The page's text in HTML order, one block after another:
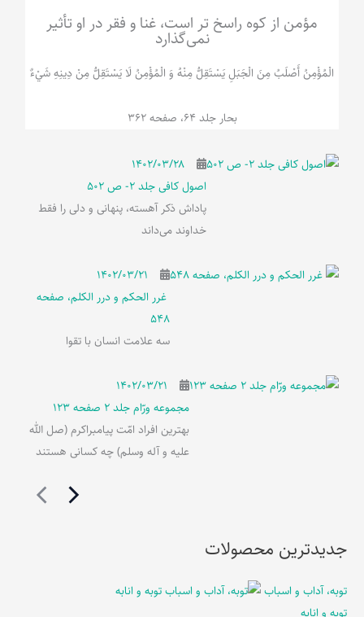
مؤمن از کوه راسخ تر است، غنا و فقر در او تأثیر
نمی‌گذارد
الْمُؤْمِنُ‌ أَصْلَبُ‌ مِنَ‌ الْجَبَلِ‌ یَسْتَقِلُّ مِنْهُ وَ الْمُؤْمِنُ لَا يَسْتَقِلُّ مِنْ دِينِهِ شَيْ‌ءٌ
بحار جلد 64، صفحه 362
۱۴۰۲/۰۳/۲۸
اصول کافی جلد 2- ص 502
پاداش ذکر آهسته، پنهانی و دلی را فقط
خداوند می‌داند
۱۴۰۲/۰۳/۲۱
غرر الحکم و درر الکلم، صفحه
548
سه علامت انسان با تقوا
۱۴۰۲/۰۳/۲۱
مجموعه ورّام جلد 2 صفحه 123
بهترین افراد امّت پیامبراکرم (صل الله
علیه و آله وسلم) چه کسانی هستند
جدیدترین محصولات
توبه، آداب و اسباب
توبه و انابه